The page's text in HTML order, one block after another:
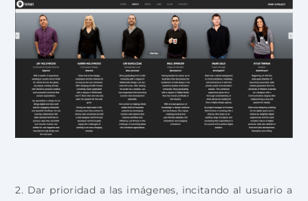
2. Dar prioridad a las imágenes, incitando al usuario a